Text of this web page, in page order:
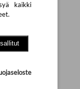
-
kaikki